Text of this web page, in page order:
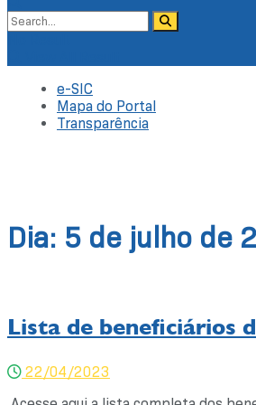
e-SIC
Mapa do Portal
Transparência
Dia: 5 de julho de
Lista de beneficiários
22/04/2023